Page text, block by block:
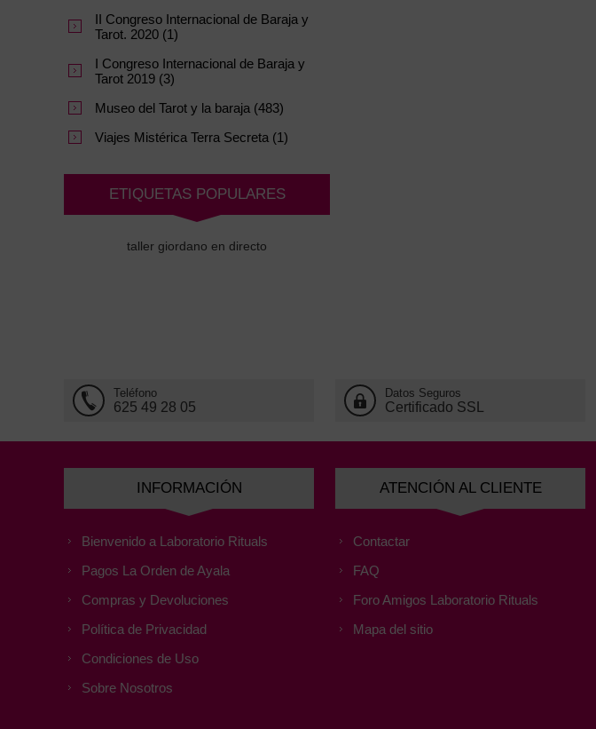
II Congreso Internacional de Baraja y
Tarot. 2020 (1)
I Congreso Internacional de Baraja y
Tarot 2019 (3)
Museo del Tarot y la baraja (483)
Viajes Mistérica Terra Secreta (1)
ETIQUETAS POPULARES
taller giordano en directo
Teléfono
625 49 28 05
Datos Seguros
Certificado SSL
INFORMACIÓN
Bienvenido a Laboratorio Rituals
Pagos La Orden de Ayala
Compras y Devoluciones
Política de Privacidad
Condiciones de Uso
Sobre Nosotros
ATENCIÓN AL CLIENTE
Contactar
FAQ
Foro Amigos Laboratorio Rituals
Mapa del sitio